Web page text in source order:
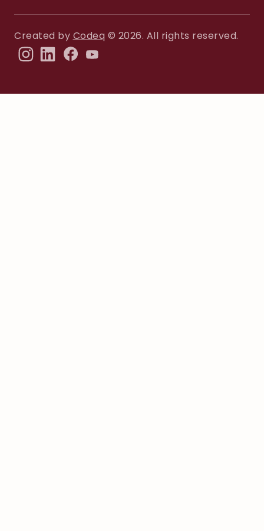
Created by Codeq © 2026. All rights reserved.